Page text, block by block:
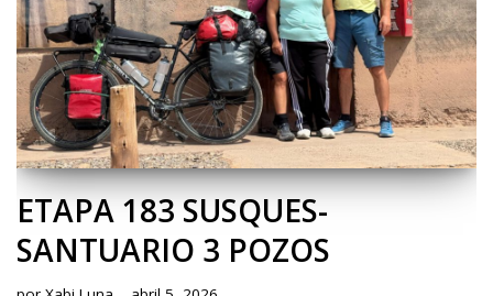
ETAPA 183 SUSQUES-
SANTUARIO 3 POZOS